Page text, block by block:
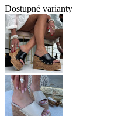
Dostupné varianty